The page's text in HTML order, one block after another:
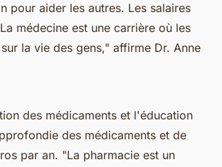
pour aider les autres. Les salaires
médecine est une carrière où les
la vie des gens," affirme Dr. Anne
des médicaments et l'éducation
des médicaments et de
par an. "La pharmacie est un